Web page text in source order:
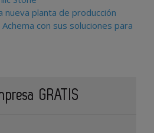
nueva planta de producción
con sus soluciones para
GRATIS